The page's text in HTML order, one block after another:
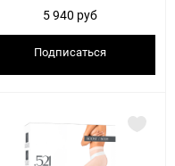
5 940 руб
Подписаться